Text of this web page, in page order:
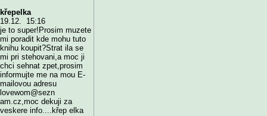
křepelka
19.12. 15:16
je to super!Prosim muzete
mi poradit kde mohu tuto
knihu koupit?Strat ila se
mi pri stehovani,a moc ji
chci sehnat zpet,prosim
informujte me na mou E-
mailovou adresu
lovewom@sezn
am.cz,moc dekuji za
veskere info....křep elka